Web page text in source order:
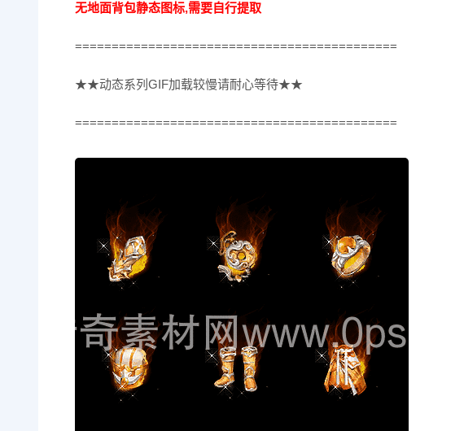
无地面背包静态图标,需要自行提取
============================================
★★动态系列GIF加载较慢请耐心等待★★
============================================